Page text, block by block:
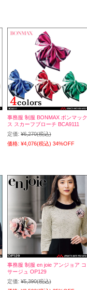
事務服 制服 BONMAX ボンマック
ス スカーフブローチ BCA9111
定価: ¥6,270(税込)
価格: ¥4,076(税込) 34%OFF
事務服 制服 en joie アンジョア コ
サージュ OP129
定価: ¥5,390(税込)